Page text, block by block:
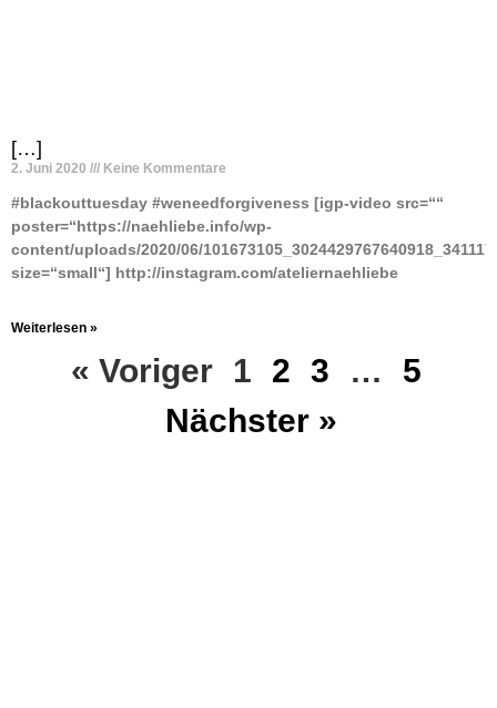
[…]
2. Juni 2020 Keine Kommentare
#blackouttuesday #weneedforgiveness [igp-video src=““
poster=“https://naehliebe.info/wp-
content/uploads/2020/06/
size=“small“] http://instagram.com/ateliernaehliebe
Weiterlesen »
« Voriger 1 2 3 …
5
Nächster »